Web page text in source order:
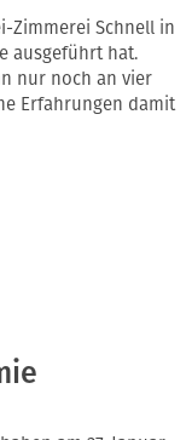
Zimmerei Schnell in
ausgeführt hat.
nur noch an vier
Erfahrungen damit